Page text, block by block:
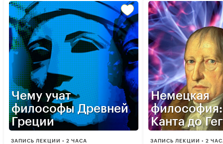
Чему учат
философы Древней
Греции
ЗАПИСЬ ЛЕКЦИИ • 2 ЧАСА
Немецкая
философия:
Канта до
ЗАПИСЬ ЛЕКЦИИ • 2